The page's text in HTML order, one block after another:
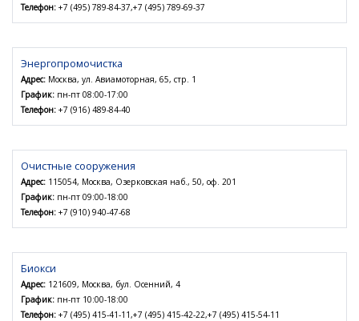
Телефон: +7 (495) 789-84-37,+7 (495) 789-69-37
Энергопромочистка
Адрес: Москва, ул. Авиамоторная, 65, стр. 1
График: пн-пт 08:00-17:00
Телефон: +7 (916) 489-84-40
Очистные сооружения
Адрес: 115054, Москва, Озерковская наб., 50, оф. 201
График: пн-пт 09:00-18:00
Телефон: +7 (910) 940-47-68
Биокси
Адрес: 121609, Москва, бул. Осенний, 4
График: пн-пт 10:00-18:00
Телефон: +7 (495) 415-41-11,+7 (495) 415-42-22,+7 (495) 415-54-11